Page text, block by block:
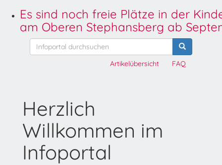
Es sind noch freie Plätze in der
am Oberen Stephansberg ab
FAQ
Artikelübersicht
Herzlich
Willkommen im
Infoportal